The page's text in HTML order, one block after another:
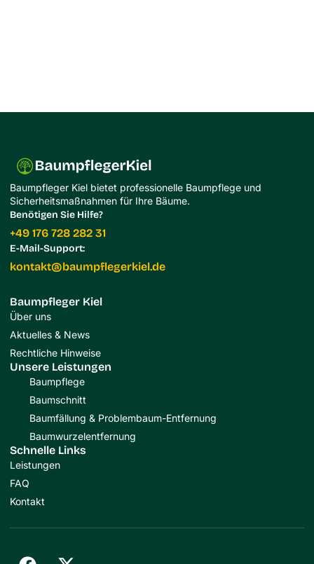
Baumpfleger Kiel bietet professionelle Baumpflege und
Sicherheitsmaßnahmen für Ihre Bäume.
Benötigen Sie Hilfe?
+49 176 728 282 31
E-Mail-Support:
kontakt@baumpflegerkiel.de
Baumpfleger Kiel
Über uns
Aktuelles & News
Rechtliche Hinweise
Unsere Leistungen
Baumpflege
Baumschnitt
Baumfällung & Problembaum-Entfernung
Baumwurzelentfernung
Schnelle Links
Leistungen
FAQ
Kontakt